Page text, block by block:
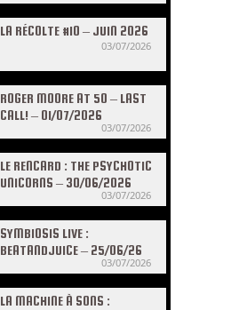
LA RÉCOLTE #10 – JUIN 2026
03/07/2026
ROGER MOORE AT 50 – LAST
CALL! – 01/07/2026
03/07/2026
LE RENCARD : THE PSYCHOTIC
UNICORNS – 30/06/2026
03/07/2026
SYMBIOSIS LIVE :
BEATANDJUICE – 25/06/26
03/07/2026
LA MACHINE À SONS :